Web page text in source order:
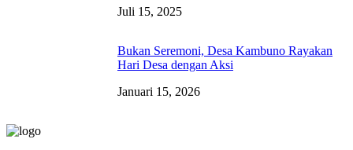
Juli 15, 2025
Bukan Seremoni, Desa Kambuno Rayakan
Hari Desa dengan Aksi
Januari 15, 2026